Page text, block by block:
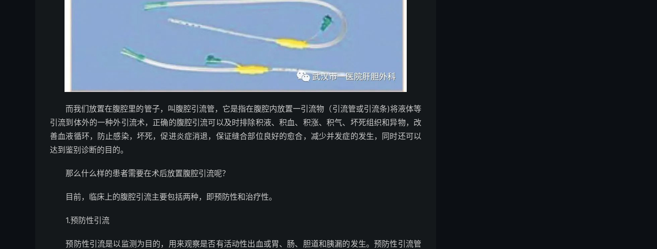
而我们放置在腹腔里的管子，叫腹腔引流管，它是指在腹腔内放置一引流物（引流管或引流条)将液体等
引流到体外的一种外引流术，正确的腹腔引流可以及时排除积液、积血、积涨、积气、坏死组织和异物，改
善血液循环，防止感染，坏死，促进炎症消退，保证缝合部位良好的愈合，减少并发症的发生，同时还可以
达到鉴别诊断的目的。
那么什么样的患者需要在术后放置腹腔引流呢？
目前，临床上的腹腔引流主要包括两种，即预防性和治疗性。
1.预防性引流
预防性引流是以监测为目的，用来观察是否有活动性出血或胃、肠、胆道和胰漏的发生。预防性引流管